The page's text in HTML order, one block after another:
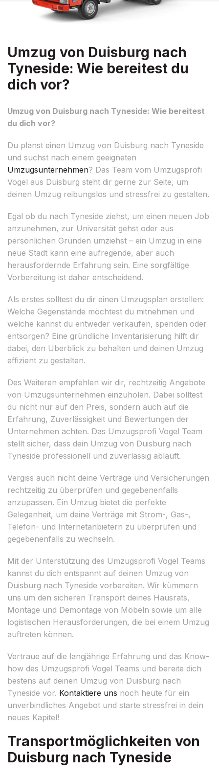
Umzug von Duisburg nach
Tyneside: Wie bereitest du
dich vor?
Umzug von Duisburg nach Tyneside: Wie bereitest
du dich vor?
Du planst einen Umzug von Duisburg nach Tyneside
und suchst nach einem geeigneten
Umzugsunternehmen? Das Team vom Umzugsprofi
Vogel aus Duisburg steht dir gerne zur Seite, um
deinen Umzug reibungslos und stressfrei zu gestalten.
Egal ob du nach Tyneside ziehst, um einen neuen Job
anzunehmen, zur Universität gehst oder aus
persönlichen Gründen umziehst – ein Umzug in eine
neue Stadt kann eine aufregende, aber auch
herausfordernde Erfahrung sein. Eine sorgfältige
Vorbereitung ist daher entscheidend.
Als erstes solltest du dir einen Umzugsplan erstellen:
Welche Gegenstände möchtest du mitnehmen und
welche kannst du entweder verkaufen, spenden oder
entsorgen? Eine gründliche Inventarisierung hilft dir
dabei, den Überblick zu behalten und deinen Umzug
effizient zu gestalten.
Des Weiteren empfehlen wir dir, rechtzeitig Angebote
von Umzugsunternehmen einzuholen. Dabei solltest
du nicht nur auf den Preis, sondern auch auf die
Erfahrung, Zuverlässigkeit und Bewertungen der
Unternehmen achten. Das Umzugsprofi Vogel Team
stellt sicher, dass dein Umzug von Duisburg nach
Tyneside professionell und zuverlässig abläuft.
Vergiss auch nicht deine Verträge und Versicherungen
rechtzeitig zu überprüfen und gegebenenfalls
anzupassen. Ein Umzug bietet die perfekte
Gelegenheit, um deine Verträge mit Strom-, Gas-,
Telefon- und Internetanbietern zu überprüfen und
gegebenenfalls zu wechseln.
Mit der Unterstützung des Umzugsprofi Vogel Teams
kannst du dich entspannt auf deinen Umzug von
Duisburg nach Tyneside vorbereiten. Wir kümmern
uns um den sicheren Transport deines Hausrats,
Montage und Demontage von Möbeln sowie um alle
logistischen Herausforderungen, die bei einem Umzug
auftreten können.
Vertraue auf die langjährige Erfahrung und das Know-
how des Umzugsprofi Vogel Teams und bereite dich
bestens auf deinen Umzug von Duisburg nach
Tyneside vor. Kontaktiere uns noch heute für ein
unverbindliches Angebot und starte stressfrei in dein
neues Kapitel!
Transportmöglichkeiten von
Duisburg nach Tyneside